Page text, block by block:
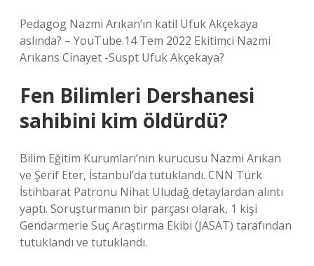
Pedagog Nazmi Arıkan’ın katil Ufuk Akçekaya
aslında? – YouTube.14 Tem 2022 Ekitimci Nazmi
Arıkans Cinayet -Suspt Ufuk Akçekaya?
Fen Bilimleri Dershanesi
sahibini kim öldürdü?
Bilim Eğitim Kurumları’nın kurucusu Nazmi Arıkan
ve Şerif Eter, İstanbul’da tutuklandı. CNN Türk
İstihbarat Patronu Nihat Uludağ detaylardan alıntı
yaptı. Soruşturmanın bir parçası olarak, 1 kişi
Gendarmerie Suç Araştırma Ekibi (JASAT) tarafından
tutuklandı ve tutuklandı.